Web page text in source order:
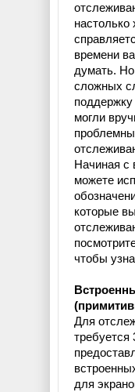
времени
думать.
сложных
могли
Начиная с
можете
которые
чтобы
Для
для